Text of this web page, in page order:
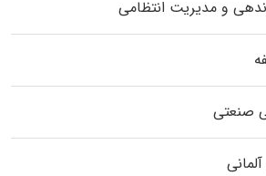
و مدیریت انتظامی
صنعتی